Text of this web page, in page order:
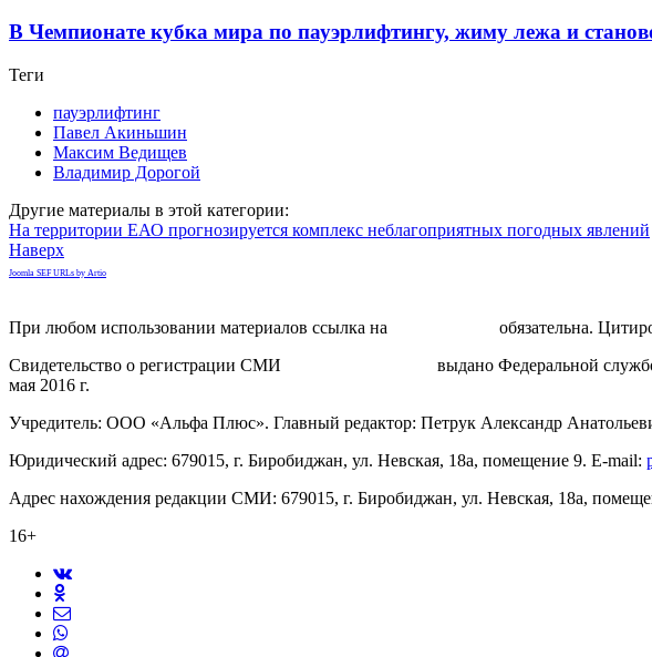
В Чемпионате кубка мира по пауэрлифтингу, жиму лежа и
Теги
пауэрлифтинг
Павел Акиньшин
Максим Ведищев
Владимир Дорогой
Другие материалы в этой категории:
На территории ЕАО прогнозируется комплекс неблагоприятных погодных явлений
Наверх
Joomla SEF URLs by Artio
При любом использовании материалов ссылка на
обязательна.
Свидетельство о регистрации СМИ
выдано Федеральной
мая 2016 г.
Учредитель: ООО «Альфа Плюс». Главный редактор: Петрук Александр
Юридический адрес: 679015, г. Биробиджан, ул. Невская, 18а, помещение 9. E-mail:
Адрес нахождения редакции СМИ: 679015, г. Биробиджан, ул. Невская, 18а,
16+